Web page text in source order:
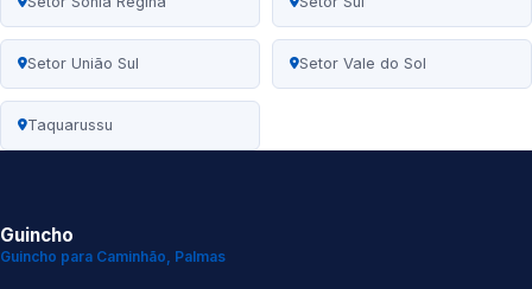
Setor União Sul Setor Vale do Sol
Taquarussu
Guincho
Guincho para Caminhão, Palmas